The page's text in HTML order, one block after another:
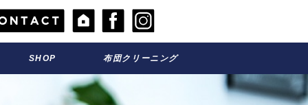
お店のこと
SHOP 布団クリーニング